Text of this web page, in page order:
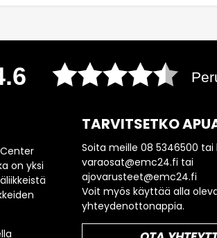
on yksi
TARVITSETKO
Soita meille 08 5346500
varaosat@emc24.fi tai
ajovarusteet@emc24.fi
Voit myös käyttää alla
yhteydenottonappia.